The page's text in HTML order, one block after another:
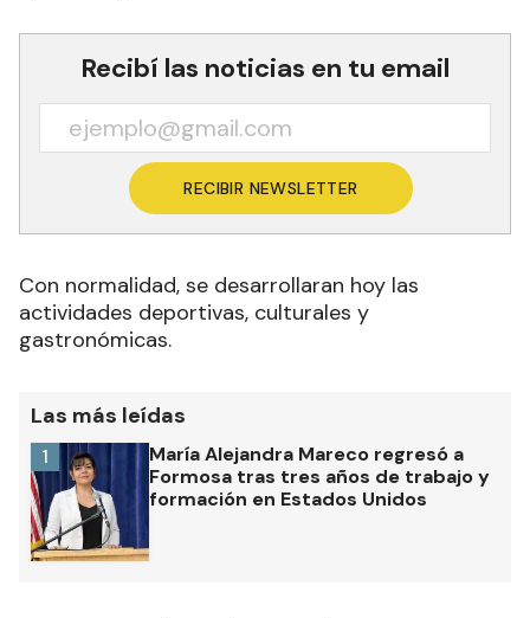
Recibí las noticias en tu email
RECIBIR NEWSLETTER
Con normalidad, se desarrollaran hoy las
actividades deportivas, culturales y
gastronómicas.
Las más leídas
María Alejandra Mareco regresó a
Formosa tras tres años de trabajo y
formación en Estados Unidos
1